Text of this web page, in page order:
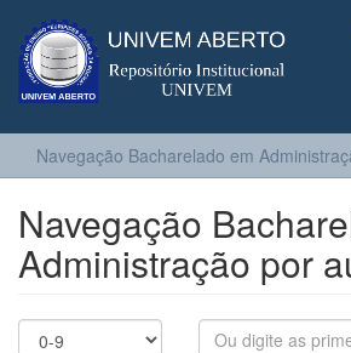
Navegação Bacharelado em
Navegação
Administração por